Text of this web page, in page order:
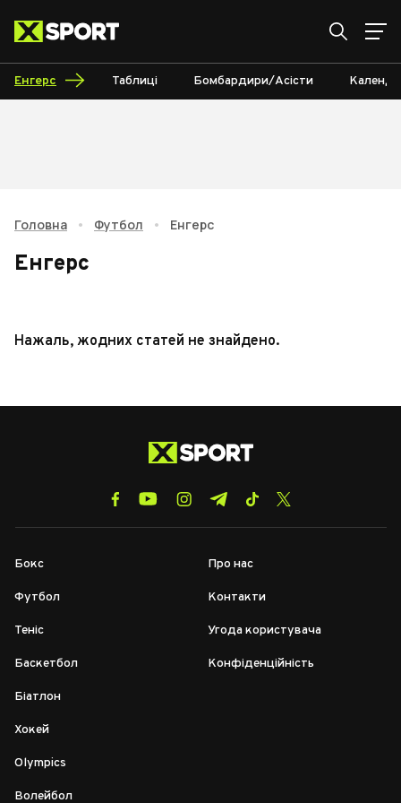
Енгерс Таблиці Бомбардири/Асісти
Головна • Футбол • Енгерс
Енгерс
Нажаль, жодних статей не знайдено.
Бокс
Футбол
Теніс
Баскетбол
Біатлон
Хокей
Olympics
Волейбол
Про нас
Контакти
Угода користувача
Конфіденційність